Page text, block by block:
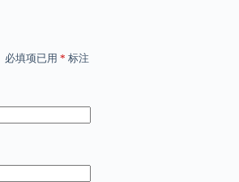
必填项已用 * 标注